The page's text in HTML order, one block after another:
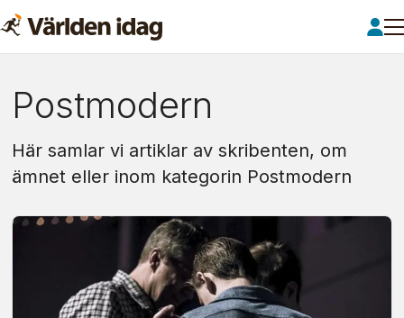
Om:
postmodern
Postmodern
Här samlar vi artiklar av skribenten, om
ämnet eller inom kategorin Postmodern